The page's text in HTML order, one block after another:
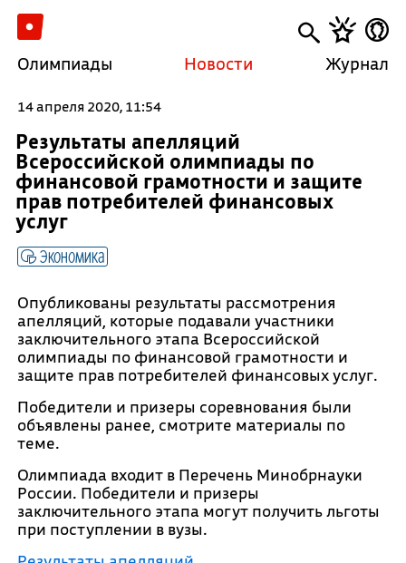
Олимпиады Новости Журнал
14 апреля 2020, 11:54
Результаты апелляций
Всероссийской олимпиады по
финансовой грамотности и защите
прав потребителей финансовых
услуг
Экономика
Опубликованы результаты рассмотрения
апелляций, которые подавали участники
заключительного этапа Всероссийской
олимпиады по финансовой грамотности и
защите прав потребителей финансовых услуг.
Победители и призеры соревнования были
объявлены ранее, смотрите материалы по
теме.
Олимпиада входит в Перечень Минобрнауки
России. Победители и призеры
заключительного этапа могут получить льготы
при поступлении в вузы.